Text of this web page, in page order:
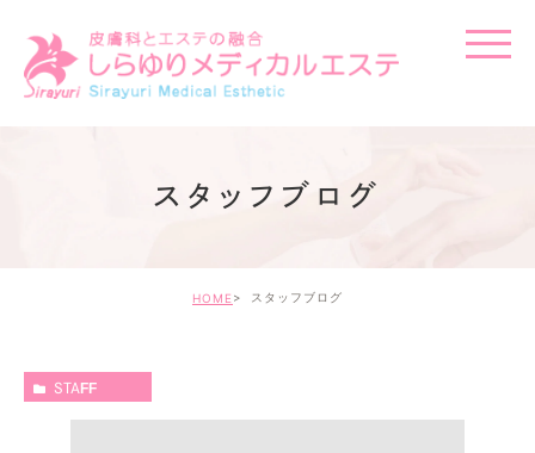
スタッフブログ
HOME スタッフブログ
STAFF